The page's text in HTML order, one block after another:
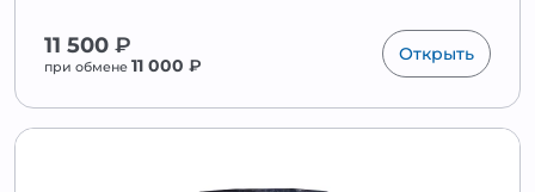
11 500 ₽
при обмене 11 000 ₽
Открыть